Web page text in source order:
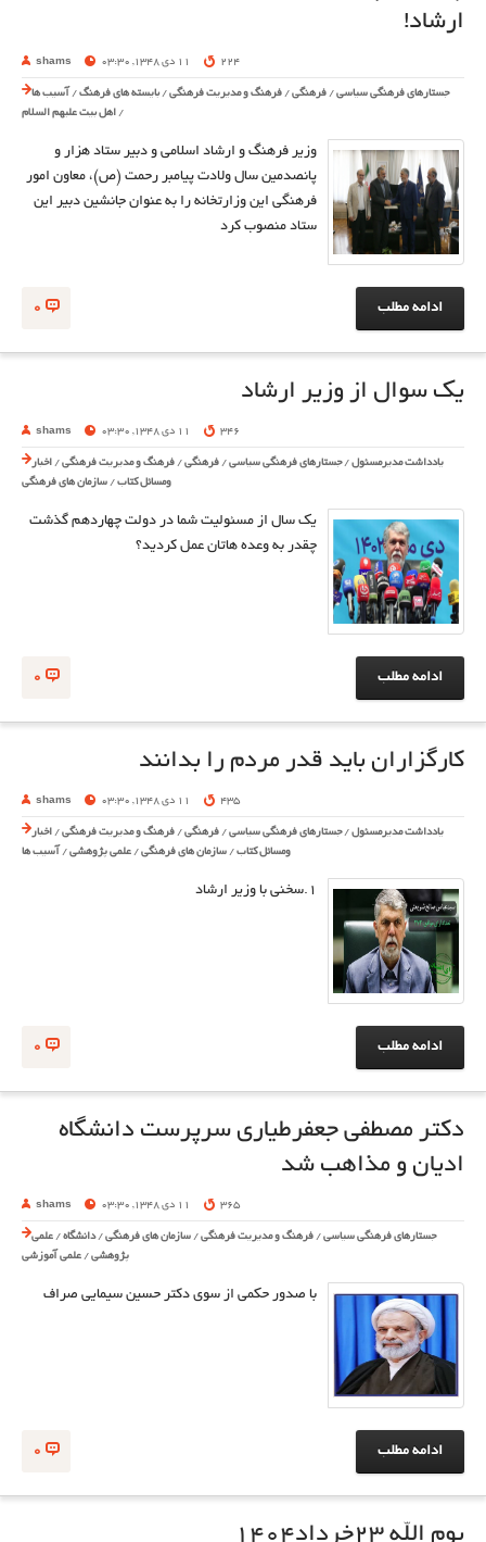
ارشاد!
shams 11 دی 1348, 03:30 224
جستارهای فرهنگی سیاسی / فرهنگی / فرهنگ و مدیریت فرهنگی /بایسته های فرهنگ / آسیب ها
/ اهل بیت علیهم السلام
وزیر فرهنگ و ارشاد اسلامی و دبیر ستاد هزار و
پانصدمین سال ولادت پیامبر رحمت (ص)، معاون امور
فرهنگی این وزارتخانه را به عنوان جانشین دبیر این
ستاد منصوب کرد
0 ادامه مطلب
یک سوال از وزیر ارشاد
shams 11 دی 1348, 03:30 346
یادداشت مدیرمسئول /جستارهای فرهنگی سیاسی / فرهنگی / فرهنگ و مدیریت فرهنگی / اخبار
ومسائل کتاب / سازمان های فرهنگی
یک سال از مسئولیت شما در دولت چهاردهم گذشت
چقدر به وعده هاتان عمل کردید؟
0 ادامه مطلب
کارگزاران باید قدر مردم را بدانند
shams 11 دی 1348, 03:30 435
یادداشت مدیرمسئول /جستارهای فرهنگی سیاسی / فرهنگی / فرهنگ و مدیریت فرهنگی / اخبار
ومسائل کتاب / سازمان های فرهنگی / علمی پژوهشی / آسیب ها
1.سخنی با وزیر ارشاد
0 ادامه مطلب
دکتر مصطفی جعفرطیاری سرپرست دانشگاه
ادیان و مذاهب شد
shams 11 دی 1348, 03:30 365
جستارهای فرهنگی سیاسی / فرهنگ و مدیریت فرهنگی / سازمان های فرهنگی /دانشگاه / علمی
پژوهشی / علمی آموزشی
با صدور حکمی از سوی دکتر حسین سیمایی صراف
0 ادامه مطلب
یوم الله 23خرداد1404